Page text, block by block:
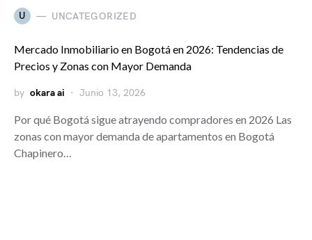
U UNCATEGORIZED
Mercado Inmobiliario en Bogotá en 2026: Tendencias de
Precios y Zonas con Mayor Demanda
by okara ai Junio 13, 2026
Por qué Bogotá sigue atrayendo compradores en 2026 Las
zonas con mayor demanda de apartamentos en Bogotá
Chapinero…